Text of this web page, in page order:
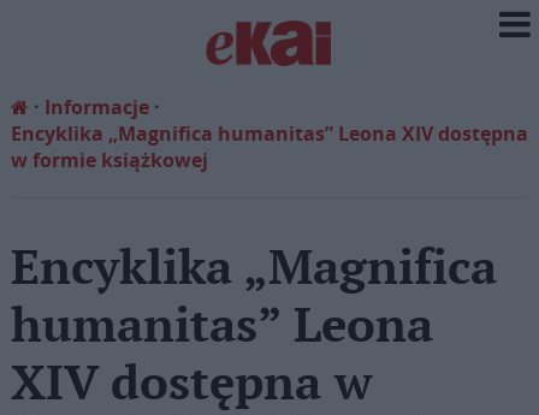
Informacje
Encyklika „Magnifica humanitas” Leona XIV dostępna
w formie książkowej
Encyklika „Magnifica
humanitas” Leona
XIV dostępna w